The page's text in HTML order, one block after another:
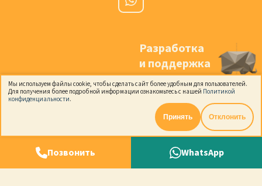
Разработка
и поддержка
© 2026Cookiddoo. Все права защищены.
Условия и положения Политика конфиденциальности
Позвонить WhatsApp
Мы используем файлы cookie, чтобы сделать сайт более удобным для пользователей.
Для получения более подробной информации ознакомьтесь с нашей Политикой
конфиденциальности.
Принять Отклонить